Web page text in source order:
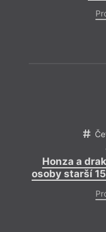
Honza a
osoby starší